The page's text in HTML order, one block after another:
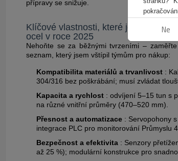
přípravy se snižuje.
Klíčové vlastnosti, které je třeba
ocel v roce 2025
Nehoňte se za běžnými tvrzeními –
seznam, který jsem vštípil týmům pro nákup:
Kompatibilita materiálů a trvanlivost :
304/316 bez poškrábání; musí zvládat
Kapacita a rychlost : odvíjení 5–15 tun s
na různé vnitřní průměry (470–520 mm).
Přesnost a automatizace : Servopohony
integrace PLC pro monitorování Průmyslu
Bezpečnost a efektivita : Senzory
až 25 %); modulární konstrukce pro
Ne